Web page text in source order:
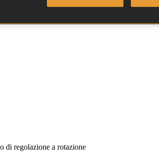
di regolazione a rotazione